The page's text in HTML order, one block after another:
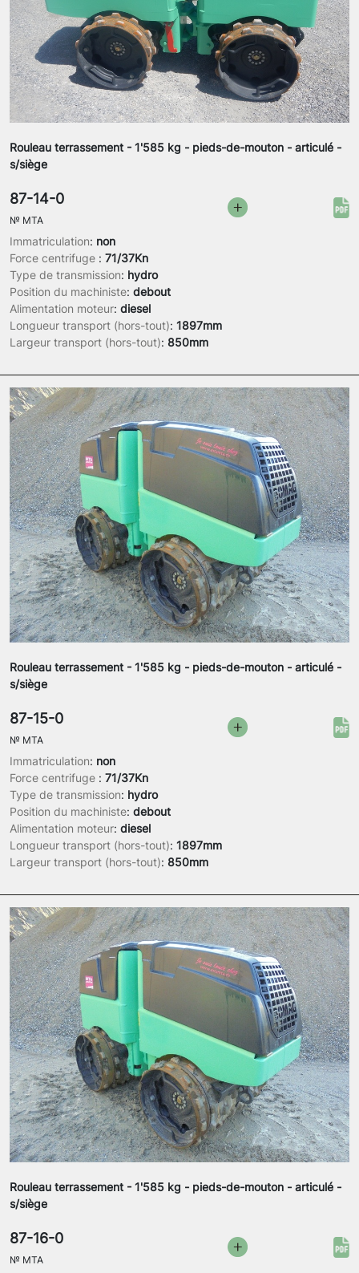
Rouleau terrassement - 1'585 kg - pieds-de-mouton - articulé -
s/siège
Immatriculation: non
Force centrifuge : 71/37Kn
Type de transmission: hydro
Position du machiniste: debout
Alimentation moteur: diesel
Longueur transport (hors-tout): 1897mm
Largeur transport (hors-tout): 850mm
87-14-0
№ MTA
Rouleau terrassement - 1'585 kg - pieds-de-mouton - articulé -
s/siège
Immatriculation: non
Force centrifuge : 71/37Kn
Type de transmission: hydro
Position du machiniste: debout
Alimentation moteur: diesel
Longueur transport (hors-tout): 1897mm
Largeur transport (hors-tout): 850mm
87-15-0
№ MTA
Rouleau terrassement - 1'585 kg - pieds-de-mouton - articulé -
s/siège
87-16-0
№ MTA